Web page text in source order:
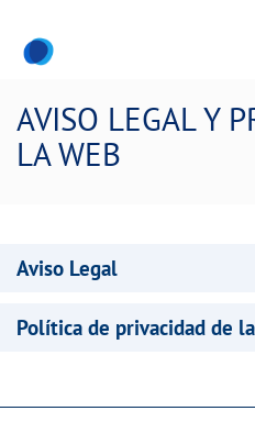
AVISO LEGAL Y
LA WEB
Aviso Legal
Política de privacidad de